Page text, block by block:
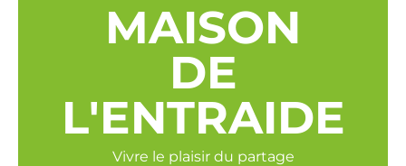
MAISON
DE
L'ENTRAIDE
Vivre le plaisir du partage